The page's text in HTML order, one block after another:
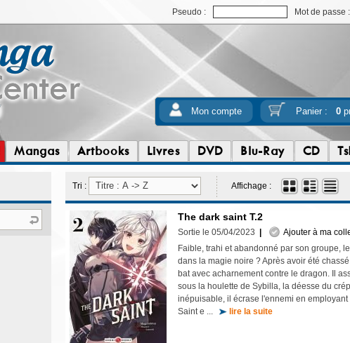
Pseudo : Mot de passe :
Mon compte Panier : 0
Mangas Artbooks Livres DVD Blu-Ray CD
Tri : Affichage :
The dark saint T.2
Sortie le 05/04/2023
Ajouter à ma
Faible, trahi et abandonné par son groupe,
dans la magie noire ? Après avoir été
bat avec acharnement contre le dragon. Il
sous la houlette de Sybilla, la déesse du
inépuisable, il écrase l'ennemi en
Saint e ...
lire la suite